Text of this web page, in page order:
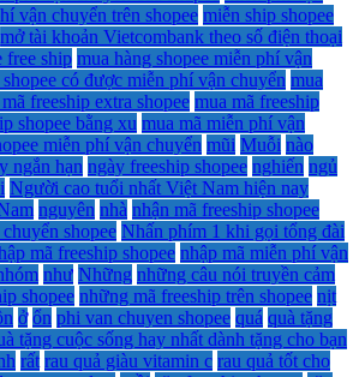
vận chuyển trên shopee miễn ship shopee
mở tài khoản Vietcombank theo số điện thoại
free ship mua hàng shopee miễn phí vận
có được miễn phí vận chuyển mua
freeship extra shopee mua mã freeship
shopee bằng xu mua mã miễn phí vận
miễn phí vận chuyển mũi Muỗi nào
ngắn hạn ngày freeship shopee nghiến ngủ
Người cao tuổi nhất Việt Nam hiện nay
nguyên nhà nhận mã freeship shopee
shopee Nhấn phím 1 khi gọi tổng đài
mã freeship shopee nhập mã miễn phí vận
như Những những câu nói truyền cảm
shopee những mã freeship trên shopee nịt
ở ổn phi van chuyen shopee quá quà tặng
tặng cuộc sống hay nhất dành tặng cho bạn
rất rau quả giàu vitamin c rau quả tốt cho